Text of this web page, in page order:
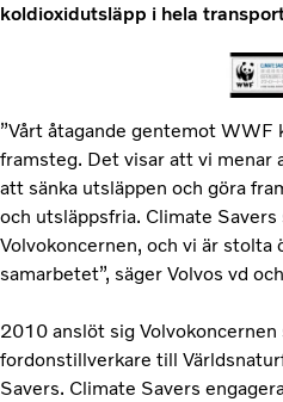
koldioxidutsläpp i hela
”Vårt åtagande gentemot
framsteg. Det visar att vi menar
att sänka utsläppen och göra
och utsläppsfria. Climate Savers
Volvokoncernen, och vi är
samarbetet”, säger Volvos vd
2010 anslöt sig
fordonstillverkare till
Savers. Climate Savers